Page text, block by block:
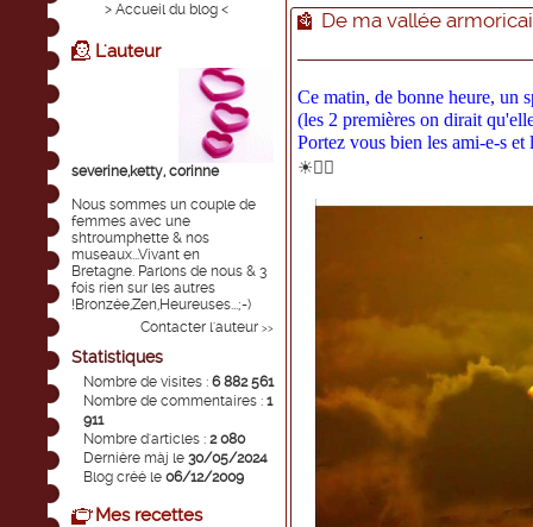
> Accueil du blog <
L'auteur
severine,ketty, corinne
Nous sommes un couple de
femmes avec une
shtroumphette & nos
museaux...Vivant en
Bretagne. Parlons de nous & 3
fois rien sur les autres
!Bronzée,Zen,Heureuses...;-)
Contacter l'auteur >>
Statistiques
Nombre de visites : 6 882 561
Nombre de commentaires : 1
911
Nombre d'articles : 2 080
Dernière màj le 30/05/2024
Blog créé le 06/12/2009
Mes recettes
De ma vallée
Ce matin, de bonne heure, un
(les 2 premières on dirait
Portez vous bien les ami-e-s
☀💁‍♀️